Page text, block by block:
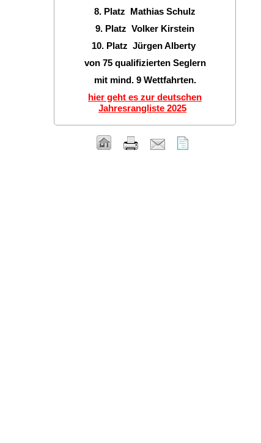
8. Platz Mathias Schulz
9. Platz Volker Kirstein
10. Platz Jürgen Alberty
von 75 qualifizierten Seglern
mit mind. 9 Wettfahrten.
hier geht es zur deutschen
Jahresrangliste 2025